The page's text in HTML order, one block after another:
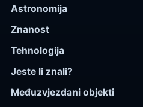
Astronomija
Znanost
Tehnologija
Jeste li znali?
Međuzvjezdani objekti